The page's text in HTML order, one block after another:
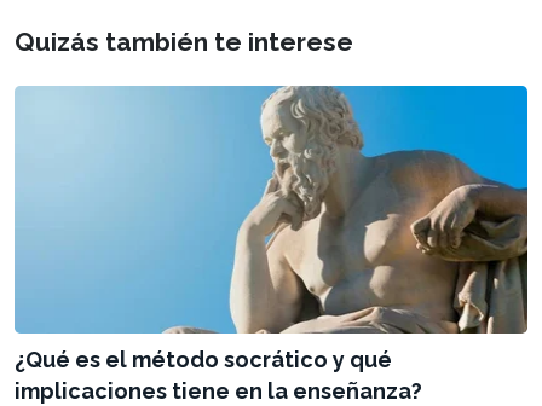
Quizás también te interese
¿Qué es el método socrático y qué
implicaciones tiene en la enseñanza?